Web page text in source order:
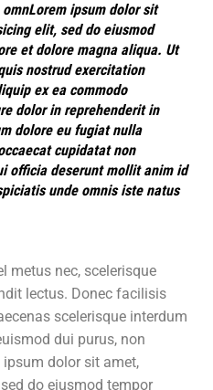
ipsum dolor sit
elit, sed do eiusmod
et dolore magna aliqua. Ut
nostrud exercitation
ex ea commodo
dolor in reprehenderit in
dolore eu fugiat nulla
cupidatat non
officia deserunt mollit anim id
unde omnis iste natus
metus nec, scelerisque
lectus. Donec facilisis
scelerisque interdum
dui purus, non
dolor sit amet,
do eiusmod tempor